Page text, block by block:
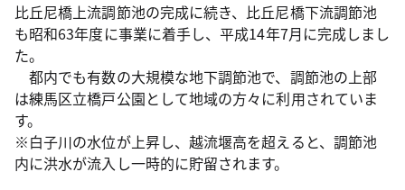
比丘尼橋上流調節池の完成に続き、比丘尼橋下流調節池
も昭和63年度に事業に着手し、平成14年7月に完成しまし
た。
都内でも有数の大規模な地下調節池で、調節池の上部
は練馬区立橋戸公園として地域の方々に利用されていま
す。
※白子川の水位が上昇し、越流堰高を超えると、調節池
内に洪水が流入し一時的に貯留されます。